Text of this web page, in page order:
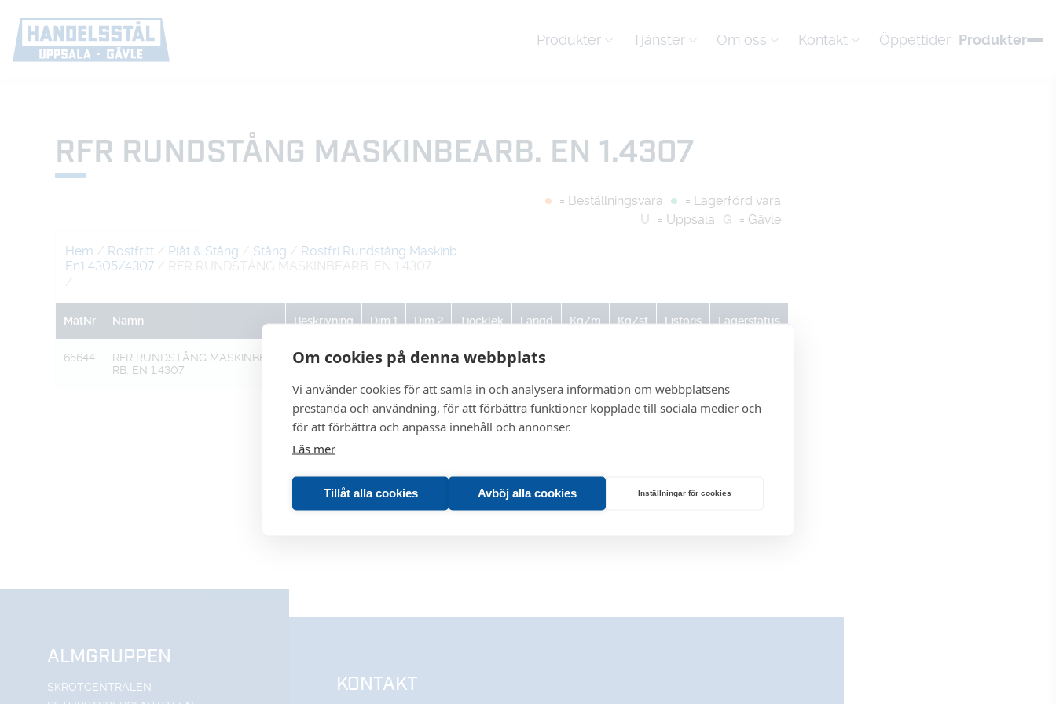
Om cookies på denna webbplats
Vi använder cookies för att samla in och analysera information om webbplatsens
prestanda och användning, för att förbättra funktioner kopplade till sociala medier och
för att förbättra och anpassa innehåll och annonser.
Läs mer
Tillåt alla cookies Avböj alla cookies Inställningar för cookies
Produkter Tjänster Om oss Kontakt Öppettider Produkter
RFR RUNDSTÅNG MASKINBEARB. EN 1.4307
= Beställningsvara
= Lagerförd vara
U
= Uppsala G = Gävle
Hem / Rostfritt / Plåt & Stång / Stång / Rostfri Rundstång Maskinb.
En1.4305/4307 / RFR RUNDSTÅNG MASKINBEARB. EN 1.4307
/
MatNr Namn Beskrivning Dim 1 Dim 2 Tjocklek Längd Kg/m Kg/st Listpris Lagerstatus
65644
RFR RUNDSTÅNG MASKINBEA
RB. EN 1.4307
32 k12 0 0 0 0
ALMGRUPPEN
SKROTCENTRALEN
KONTAKT